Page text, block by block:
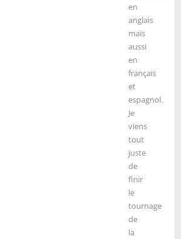
en
anglais
mais
aussi
en
français
et
espagnol.
Je
viens
tout
juste
de
finir
le
tournage
de
la